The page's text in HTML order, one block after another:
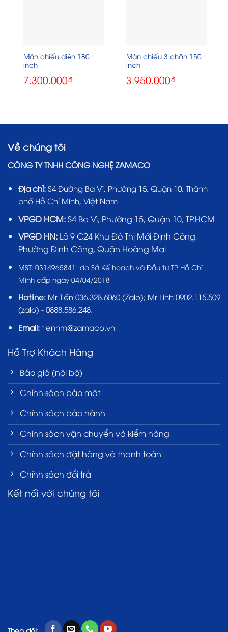
Màn chiếu điện 180
inch
7.300.000₫
Màn chiếu 3 chân 150
inch
3.950.000₫
Về chúng tôi
CÔNG TY TNHH CÔNG NGHỆ ZAMACO
Địa chỉ: S4 Đường Ba Vì, Phường 15, Quận 10, Thành
phố Hồ Chí Minh, Việt Nam
VPGD HCM:S4 Ba Vì, Phường 15, Quận 10, TP.HCM
VPGD HN:Lô 9 C24 Khu Đô Thị Mới Định Công,
Phường Định Công, Quận Hoàng Mai
MST: 0314965841 do Sở Kế hoạch và Đầu tư TP Hồ Chí
Minh cấp ngày 04/04/2018
Hotline: Mr Tiến 036.328.6060(Zalo); Mr Linh 0902.115.509
(zalo) - 0888.586.248.
Email:tiennm@zamaco.vn
Hỗ Trợ Khách Hàng
Báo giá (nội bộ)
Chính sách bảo mật
Chính sách bảo hành
Chính sách vận chuyển và kiểm hàng
Chính sách đặt hàng và thanh toán
Chính sách đổi trả
Kết nối với chúng tôi